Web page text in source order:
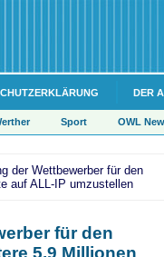
DER
Sport OWL
der Wettbewerber für den
auf ALL-IP umzustellen
für den
5,9 Millionen